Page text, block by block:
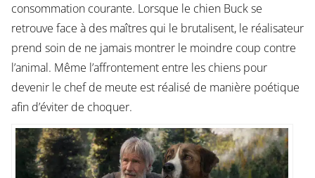
consommation courante. Lorsque le chien Buck se
retrouve face à des maîtres qui le brutalisent, le réalisateur
prend soin de ne jamais montrer le moindre coup contre
l’animal. Même l’affrontement entre les chiens pour
devenir le chef de meute est réalisé de manière poétique
afin d’éviter de choquer.